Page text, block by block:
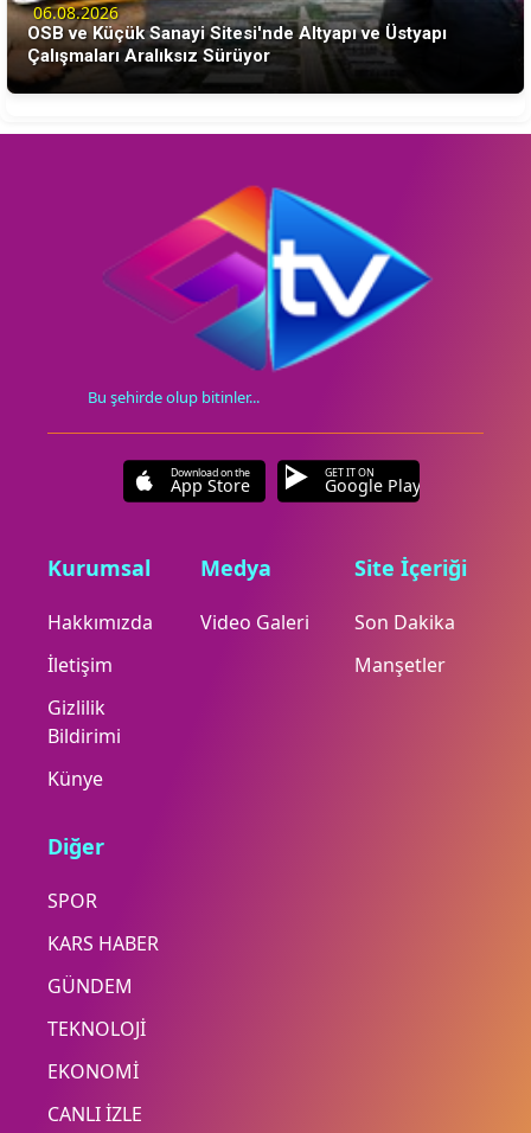
06.08.2026
OSB ve Küçük Sanayi Sitesi'nde Altyapı ve Üstyapı
Çalışmaları Aralıksız Sürüyor
Daha Fazla Haber Yükle
Bu şehirde olup bitinler...
Download on the
App Store
GET IT ON
Google Play
Kurumsal
Hakkımızda
İletişim
Gizlilik
Bildirimi
Künye
Medya
Video Galeri
Site İçeriği
Son Dakika
Manşetler
Diğer
SPOR
KARS HABER
GÜNDEM
TEKNOLOJİ
EKONOMİ
CANLI İZLE